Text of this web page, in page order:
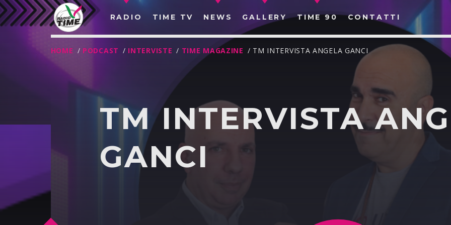
RADIO TIME TV NEWS GALLERY TIME 90 CONTATTI
CERCA NEL SITO WEB:
HOME / PODCAST / INTERVISTE / TIME MAGAZINE / TM INTERVISTA ANGELA GANCI
TM INTERVISTA
GANCI